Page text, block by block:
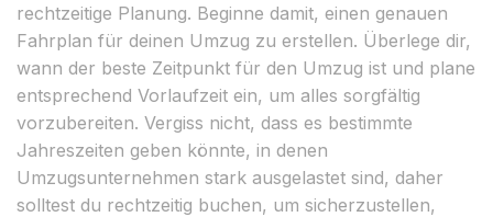
rechtzeitige Planung. Beginne damit, einen genauen
Fahrplan für deinen Umzug zu erstellen. Überlege dir,
wann der beste Zeitpunkt für den Umzug ist und plane
entsprechend Vorlaufzeit ein, um alles sorgfältig
vorzubereiten. Vergiss nicht, dass es bestimmte
Jahreszeiten geben könnte, in denen
Umzugsunternehmen stark ausgelastet sind, daher
solltest du rechtzeitig buchen, um sicherzustellen,